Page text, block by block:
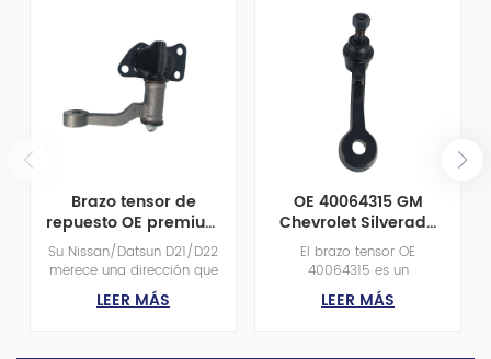
Brazo tensor de
repuesto OE premium
48530-01g25
compatible con
camionetas Nissan
Datsun D21/D22 con
Su Nissan/Datsun D21/D22
merece una dirección que
responda como nueva.
Nuestro brazo tensor
LEER MÁS
OE 40064315 GM
Chevrolet Silverado
2500/3500 Brazo
tensor para una
dirección suave
El brazo tensor OE
40064315 es un
componente esencial de la
dirección, diseñado para
LEER MÁS